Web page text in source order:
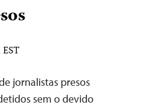
jornalistas presos
sem o devido